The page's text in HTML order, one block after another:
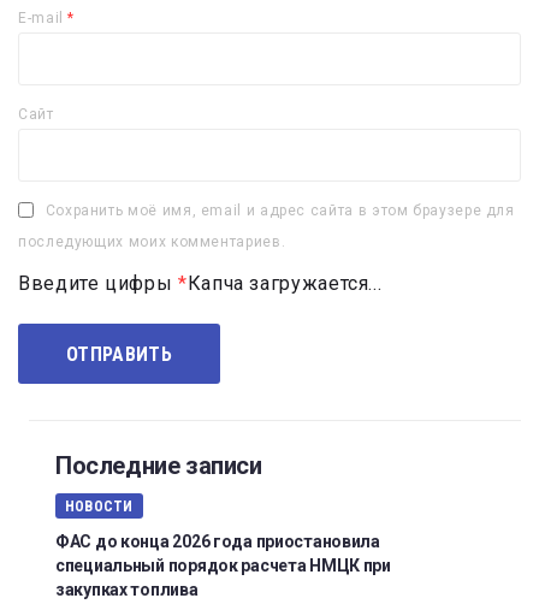
E-mail*
Сайт
Сохранить моё имя, email и адрес сайта в этом браузере для
последующих моих комментариев.
Введите цифры * Капча загружается...
Последние записи
НОВОСТИ
ФАС до конца 2026 года приостановила
специальный порядок расчета НМЦК при
закупках топлива